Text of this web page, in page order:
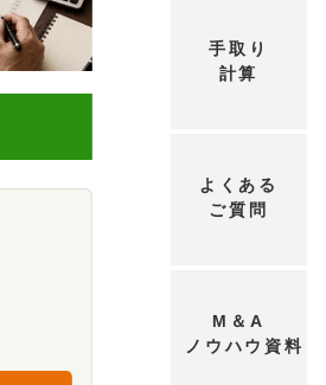
手取り
計算
よくある
ご質問
M＆A
ノウハウ資料